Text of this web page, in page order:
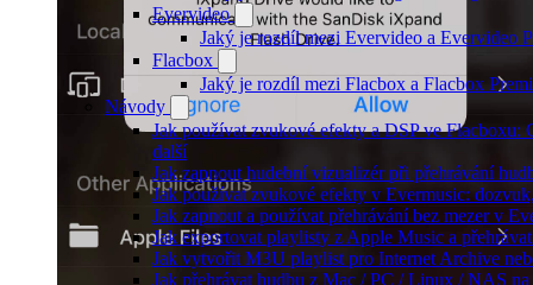
Evervideo
Jaký je rozdíl mezi Evervideo a Evervideo
Flacbox
Jaký je rozdíl mezi Flacbox a Flacbox
Návody
Jak používat zvukové efekty a DSP ve Flacboxu:
další
Jak zapnout hudební vizualizér při přehrávání
Jak používat zvukové efekty v Evermusic:
Jak zapnout a používat přehrávání bez mezer v
Jak exportovat playlisty z Apple Music a
Jak vytvořit M3U playlist pro Internet Archive
Jak přehrávat hudbu z Mac / PC / Linux / NAS